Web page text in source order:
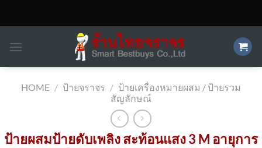
HOME / ป้ายจราจร / ป้ายเครื่องหมายผสม / ป้ายรวม
สัญลักษณ์
ป้ายผสมป้ายดับเพลิง สะท้อนแสง 3 M อายุการ